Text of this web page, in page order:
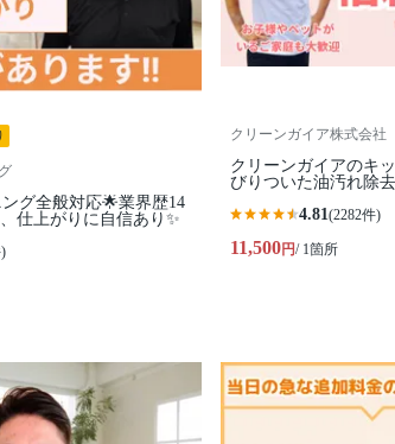
グ全般対応🌟業界歴14
仕上がりに自信あり✨
クリーンガイア株式会社
クリーンガイアのキ
びりついた油汚れ除
4.81(2282件)
11,500円/ 1箇所